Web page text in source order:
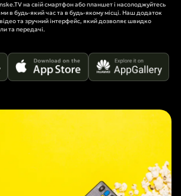
на свій смартфон або планшет і насолоджуйтесь
в будь-який час та в будь-якому місці. Наш додаток
відео та зручний інтерфейс, який дозволяє швидко
та передачі.